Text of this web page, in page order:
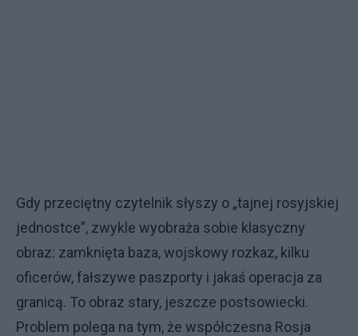
Gdy przeciętny czytelnik słyszy o „tajnej rosyjskiej
jednostce”, zwykle wyobraża sobie klasyczny
obraz: zamknięta baza, wojskowy rozkaz, kilku
oficerów, fałszywe paszporty i jakaś operacja za
granicą. To obraz stary, jeszcze postsowiecki.
Problem polega na tym, że współczesna Rosja